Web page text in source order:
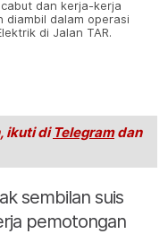
dan kerja-kerja
diambil dalam operasi
di Jalan TAR.
ikuti di Telegramdan
sembilan suis
pemotongan